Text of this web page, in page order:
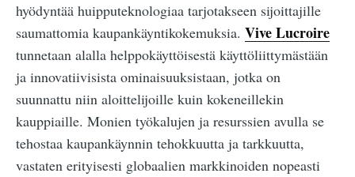
hyödyntää huipputeknologiaa tarjotakseen sijoittajille
saumattomia kaupankäyntikokemuksia. Vive Lucroire
tunnetaan alalla helppokäyttöisestä käyttöliittymästään
ja innovatiivisista ominaisuuksistaan, jotka on
suunnattu niin aloittelijoille kuin kokeneillekin
kauppiaille. Monien työkalujen ja resurssien avulla se
tehostaa kaupankäynnin tehokkuutta ja tarkkuutta,
vastaten erityisesti globaalien markkinoiden nopeasti